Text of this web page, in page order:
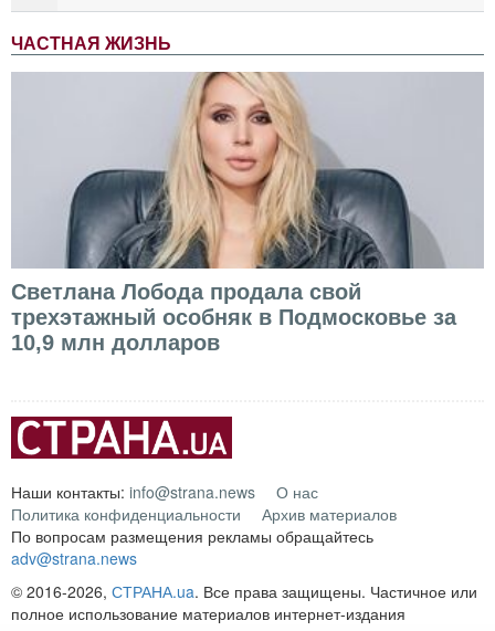
ЧАСТНАЯ ЖИЗНЬ
Светлана Лобода продала свой
трехэтажный особняк в Подмосковье за
10,9 млн долларов
Наши контакты: info@strana.news
О нас
Политика конфиденциальности
Архив материалов
По вопросам размещения рекламы обращайтесь
adv@strana.news
© 2016-2026, СТРАНА.ua. Все права защищены. Частичное или
полное использование материалов интернет-издания